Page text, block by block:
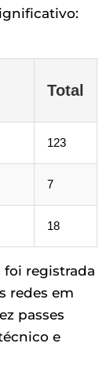
Total
123
7
18
foi registrada
redes em
passes
e